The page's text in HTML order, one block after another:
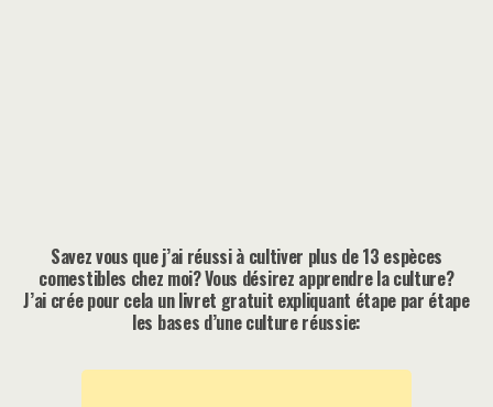
Savez vous que j’ai réussi à cultiver plus de 13 espèces
comestibles chez moi? Vous désirez apprendre la culture?
J’ai crée pour cela un livret gratuit expliquant étape par étape
les bases d’une culture réussie: